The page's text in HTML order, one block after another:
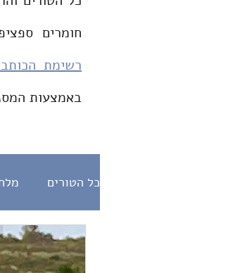
חומרים
רשימת
באמצעות
כל הטורים מלחמת
דת ומדינה